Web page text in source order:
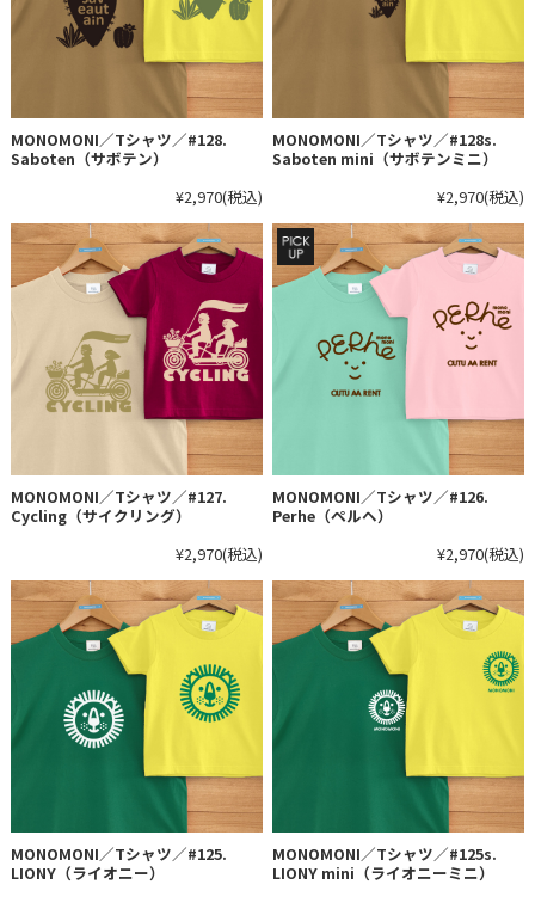
MONOMONI／Tシャツ／#128.
Saboten（サボテン）
¥2,970(税込)
MONOMONI／Tシャツ／#128s.
Saboten mini（サボテンミニ）
¥2,970(税込)
MONOMONI／Tシャツ／#127.
Cycling（サイクリング）
¥2,970(税込)
MONOMONI／Tシャツ／#126.
Perhe（ペルヘ）
¥2,970(税込)
MONOMONI／Tシャツ／#125.
LIONY（ライオニー）
MONOMONI／Tシャツ／#125s.
LIONY mini（ライオニーミニ）